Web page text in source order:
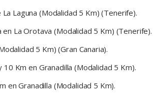
Laguna (Modalidad 5 Km) (Tenerife).
La Orotava (Modalidad 5 Km) (Tenerife).
5 Km) (Gran Canaria).
Km en Granadilla (Modalidad 5 Km).
en Granadilla (Modalidad 5 Km).